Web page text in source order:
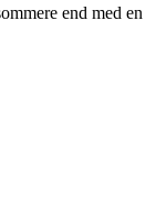
end med en